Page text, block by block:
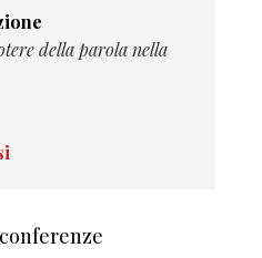
della parola nella